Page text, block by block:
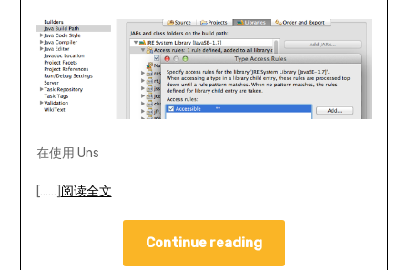
在使用 Uns
[……] 阅读全文
Continue reading